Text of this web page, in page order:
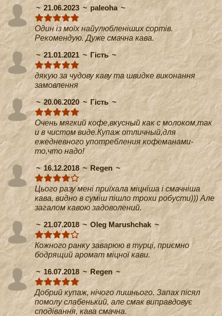
21.06.2023 paleoha
Один із моїх найулюбленіших сортів.
Рекомендую. Дуже смачна кава.
21.01.2021
Гість
дякую за чудову каву та швидке виконання
замовлення
20.06.2020
Гість
Очень мягкий кофе,вкусный как с молоком,так
и в чистом виде.Купаж отличный,для
ежедневного употребления кофеманами-
то,что надо!
16.12.2018
Regen
Цього разу мені приїхала міцніша і смачніша
кава, видно в суміш пішло трохи робусти))) Але
загалом кавою задоволений.
21.07.2018
Oleg Marushchak
Кожного ранку заварюю в турці, приємно
бодрящий аромат міцної кави.
16.07.2018
Regen
Добрий купаж, нічого лишнього. Запах пісял
помолу слабенький, але смак виправдовує
сподівання, кава смачна.